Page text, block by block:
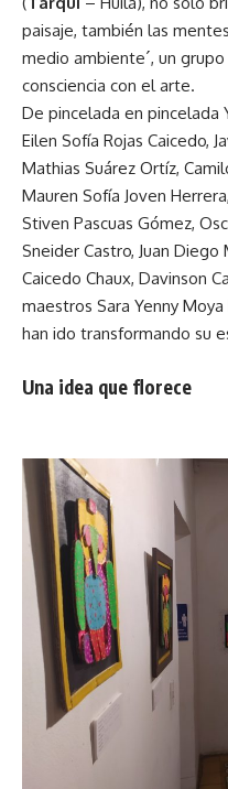
paisaje, también las
medio ambiente´, un
consciencia con el arte.
De pincelada en pincelada
Eilen Sofía Rojas Caicedo,
Mathias Suárez Ortíz,
Mauren Sofía Joven
Stiven Pascuas Gómez,
Sneider Castro, Juan Diego
Caicedo Chaux, Davinson
maestros Sara Yenny
han ido transformando su
Una idea que florece